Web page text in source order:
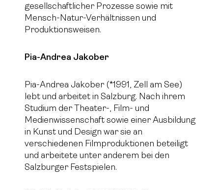
gesellschaftlicher Prozesse sowie mit
Mensch-Natur-Verhältnissen und
Produktionsweisen.
Pia-Andrea Jakober
Pia-Andrea Jakober (*1991, Zell am See)
lebt und arbeitet in Salzburg. Nach ihrem
Studium der Theater-, Film- und
Medienwissenschaft sowie einer Ausbildung
in Kunst und Design war sie an
verschiedenen Filmproduktionen beteiligt
und arbeitete unter anderem bei den
Salzburger Festspielen.